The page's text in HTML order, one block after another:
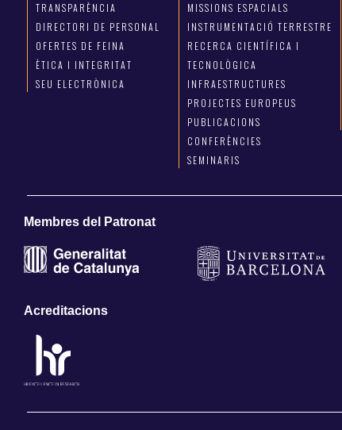
TRANSPARÈNCIA
DIRECTORI DE PERSONAL
OFERTES DE FEINA
ÈTICA I INTEGRITAT
SEU ELECTRÒNICA
MISSIONS ESPACIALS
INSTRUMENTACIÓ TERRESTRE
RECERCA CIENTÍFICA I
TECNOLÒGICA
INFRAESTRUCTURES
PROJECTES EUROPEUS
PUBLICACIONS
CONFERÈNCIES
SEMINARIS
Membres del Patronat
Acreditacions